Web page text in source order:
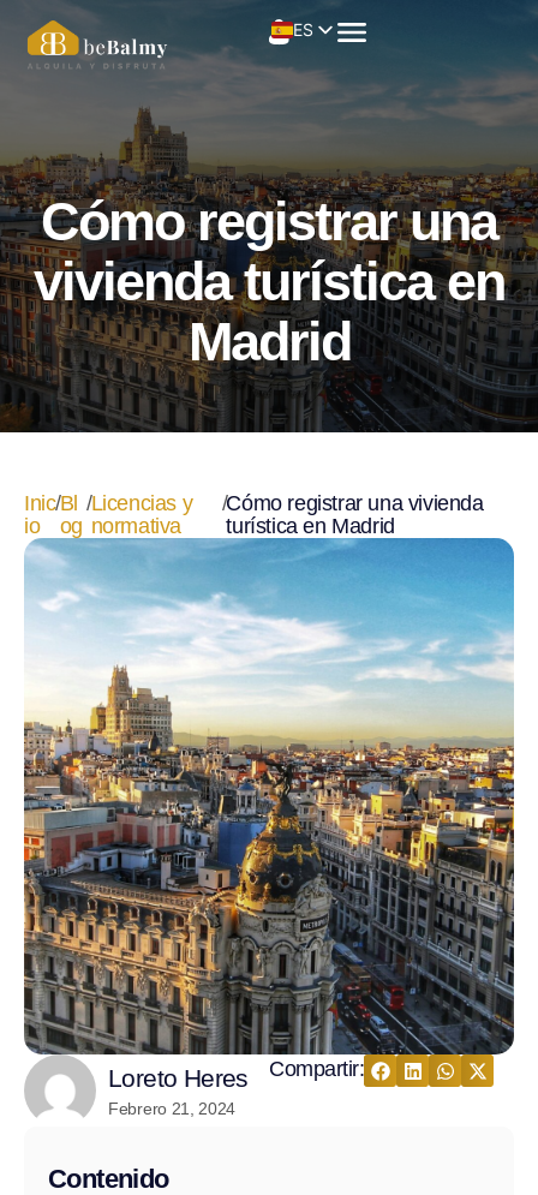
ES
Cómo registrar una
vivienda turística en
Madrid
Inic
io
/Bl
og
/Licencias y
normativa
/Cómo registrar una vivienda
turística en Madrid
Loreto Heres
Febrero 21, 2024
Compartir:
Contenido